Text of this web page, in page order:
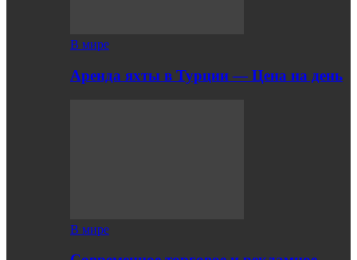
В мире
Аренда яхты в Турции — Цена на день
В мире